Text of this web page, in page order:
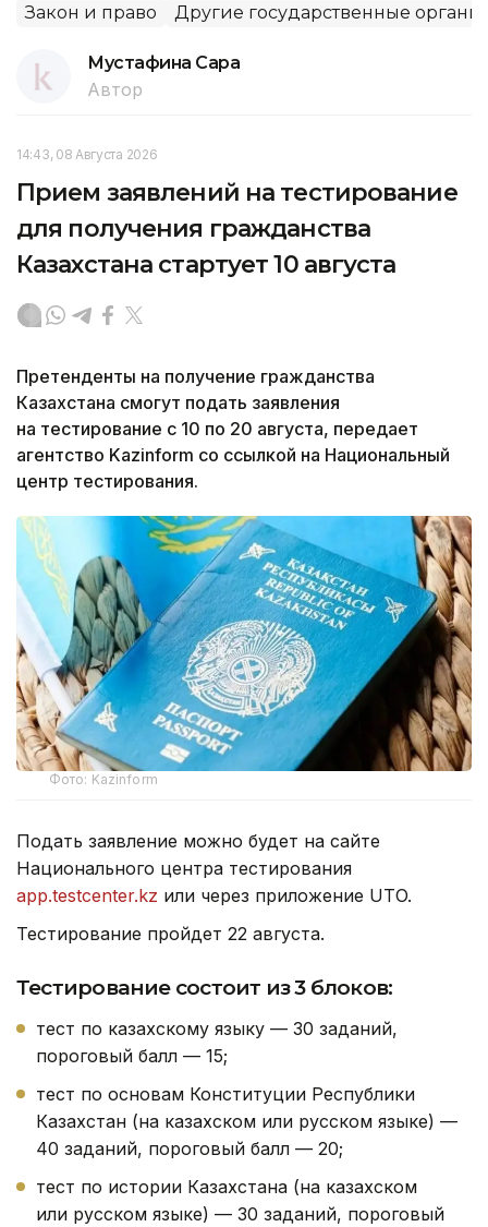
Закон и право Другие государственные органы
Мустафина Сара
Автор
14:43, 08 Августа 2026
Прием заявлений на тестирование
для получения гражданства
Казахстана стартует 10 августа
Претенденты на получение гражданства
Казахстана смогут подать заявления
на тестирование с 10 по 20 августа, передает
агентство Kazinform со ссылкой на Национальный
центр тестирования.
Фото: Kazinform
Подать заявление можно будет на сайте
Национального центра тестирования
app.testcenter.kz или через приложение UTO.
Тестирование пройдет 22 августа.
Тестирование состоит из 3 блоков:
тест по казахскому языку — 30 заданий,
пороговый балл — 15;
тест по основам Конституции Республики
Казахстан (на казахском или русском языке) —
40 заданий, пороговый балл — 20;
тест по истории Казахстана (на казахском
или русском языке) — 30 заданий, пороговый